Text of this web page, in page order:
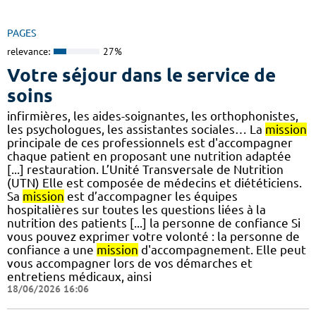
PAGES
relevance: 27%
Votre séjour dans le service de
soins
infirmières, les aides-soignantes, les orthophonistes,
les psychologues, les assistantes sociales… La mission
principale de ces professionnels est d'accompagner
chaque patient en proposant une nutrition adaptée
[...] restauration. L’Unité Transversale de Nutrition
(UTN) Elle est composée de médecins et diététiciens.
Sa mission est d’accompagner les équipes
hospitalières sur toutes les questions liées à la
nutrition des patients [...] la personne de confiance Si
vous pouvez exprimer votre volonté : la personne de
confiance a une mission d'accompagnement. Elle peut
vous accompagner lors de vos démarches et
entretiens médicaux, ainsi
18/06/2026 16:06